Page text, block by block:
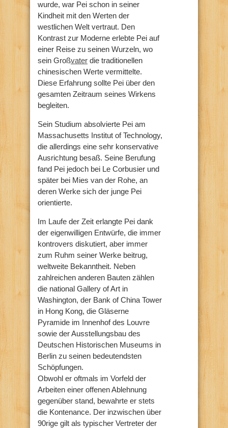
wurde, war Pei schon in seiner
Kindheit mit den Werten der
westlichen Welt vertraut. Den
Kontrast zur Moderne erlebte Pei auf
einer Reise zu seinen Wurzeln, wo
sein Großvater die traditionellen
chinesischen Werte vermittelte.
Diese Erfahrung sollte Pei über den
gesamten Zeitraum seines Wirkens
begleiten.
Sein Studium absolvierte Pei am
Massachusetts Institut of Technology,
die allerdings eine sehr konservative
Ausrichtung besaß. Seine Berufung
fand Pei jedoch bei Le Corbusier und
später bei Mies van der Rohe, an
deren Werke sich der junge Pei
orientierte.
Im Laufe der Zeit erlangte Pei dank
der eigenwilligen Entwürfe, die immer
kontrovers diskutiert, aber immer
zum Ruhm seiner Werke beitrug,
weltweite Bekanntheit. Neben
zahlreichen anderen Bauten zählen
die national Gallery of Art in
Washington, der Bank of China Tower
in Hong Kong, die Gläserne
Pyramide im Innenhof des Louvre
sowie der Ausstellungsbau des
Deutschen Historischen Museums in
Berlin zu seinen bedeutendsten
Schöpfungen.
Obwohl er oftmals im Vorfeld der
Arbeiten einer offenen Ablehnung
gegenüber stand, bewahrte er stets
die Kontenance. Der inzwischen über
90rige gilt als typischer Vertreter der